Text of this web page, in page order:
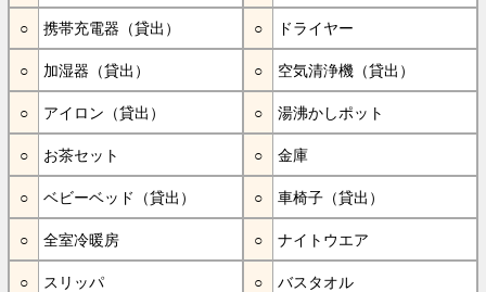
携帯充電器（貸出） ドライヤー
加湿器（貸出） 空気清浄機（貸出）
アイロン（貸出） 湯沸かしポット
お茶セット 金庫
ベビーベッド（貸出） 車椅子（貸出）
全室冷暖房 ナイトウエア
スリッパ バスタオル